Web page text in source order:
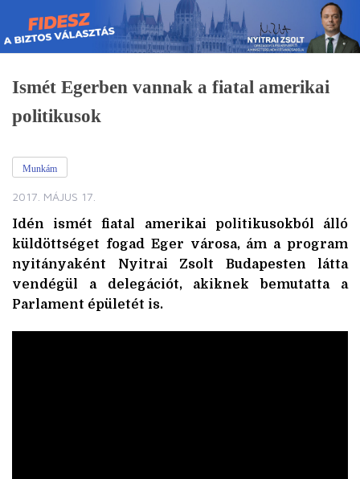
Skip
to
content
Ismét Egerben vannak a fiatal amerikai
politikusok
Munkám
2017. MÁJUS 17.
Idén ismét fiatal amerikai politikusokból álló
küldöttséget fogad Eger városa, ám a program
nyitányaként Nyitrai Zsolt Budapesten látta
vendégül a delegációt, akiknek bemutatta a
Parlament épületét is.